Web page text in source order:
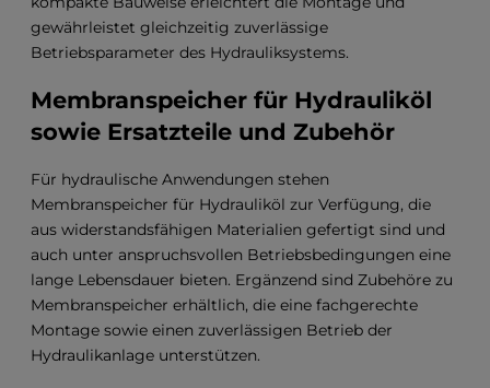
gewährleistet gleichzeitig zuverlässige
Betriebsparameter des Hydrauliksystems.
Membranspeicher für Hydrauliköl
sowie Ersatzteile und Zubehör
Für hydraulische Anwendungen stehen
Membranspeicher für Hydrauliköl zur Verfügung, die
aus widerstandsfähigen Materialien gefertigt sind und
auch unter anspruchsvollen Betriebsbedingungen eine
lange Lebensdauer bieten. Ergänzend sind Zubehöre zu
Membranspeicher erhältlich, die eine fachgerechte
Montage sowie einen zuverlässigen Betrieb der
Hydraulikanlage unterstützen.